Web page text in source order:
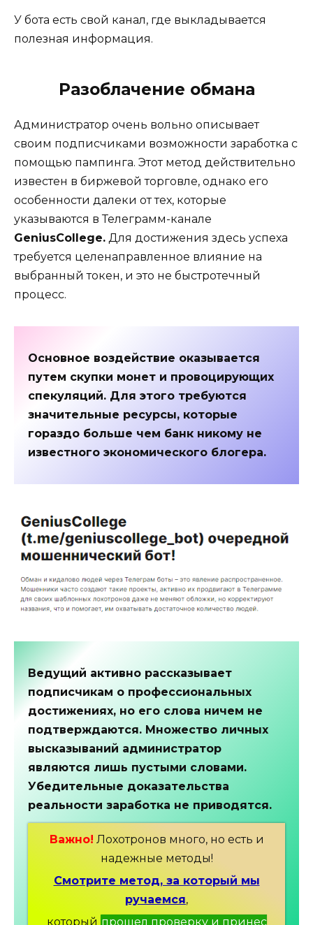
У бота есть свой канал, где выкладывается
полезная информация.
Разоблачение обмана
Администратор очень вольно описывает
своим подписчиками возможности заработка с
помощью пампинга. Этот метод действительно
известен в биржевой торговле, однако его
особенности далеки от тех, которые
указываются в Телеграмм-канале
GeniusCollege. Для достижения здесь успеха
требуется целенаправленное влияние на
выбранный токен, и это не быстротечный
процесс.
Основное воздействие оказывается
путем скупки монет и провоцирующих
спекуляций. Для этого требуются
значительные ресурсы, которые
гораздо больше чем банк никому не
известного экономического блогера.
Ведущий активно рассказывает
подписчикам о профессиональных
достижениях, но его слова ничем не
подтверждаются. Множество личных
высказываний администратор
являются лишь пустыми словами.
Убедительные доказательства
реальности заработка не приводятся.
Важно! Лохотронов много, но есть и
надежные методы!
Смотрите метод, за который мы
ручаемся,
который прошел проверку и принес